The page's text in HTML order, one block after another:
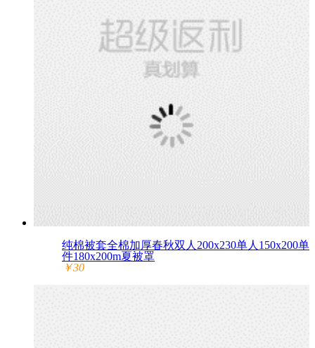
纯棉被套全棉加厚春秋双人200x230单人150x200单
件180x200m夏被罩
￥30